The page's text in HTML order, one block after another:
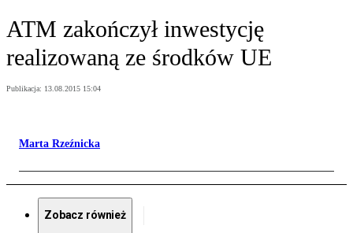
ATM zakończył inwestycję
realizowaną ze środków UE
Publikacja: 13.08.2015 15:04
Marta Rzeźnicka
Zobacz również